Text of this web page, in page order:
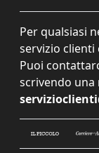
Per qualsiasi
servizio clienti
Puoi
scrivendo una